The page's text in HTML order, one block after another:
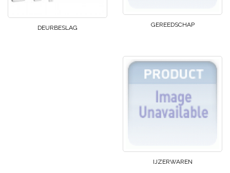
DEURBESLAG GEREEDSCHAP
IJZERWAREN